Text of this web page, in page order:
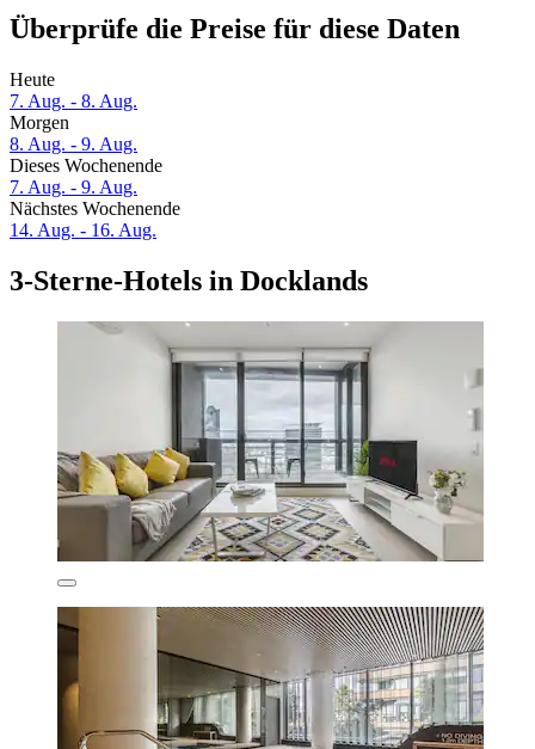
Überprüfe die Preise für diese Daten
Heute
7. Aug. - 8. Aug.
Morgen
8. Aug. - 9. Aug.
Dieses Wochenende
7. Aug. - 9. Aug.
Nächstes Wochenende
14. Aug. - 16. Aug.
3-Sterne-Hotels in Docklands